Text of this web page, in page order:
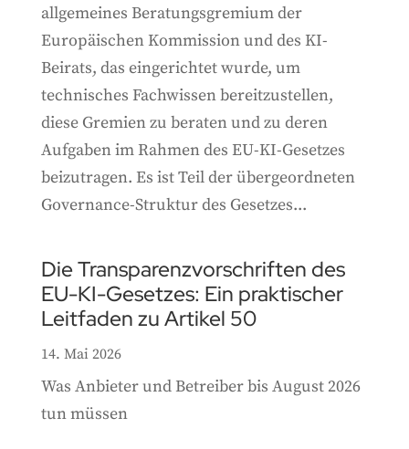
allgemeines Beratungsgremium der
Europäischen Kommission und des KI-
Beirats, das eingerichtet wurde, um
technisches Fachwissen bereitzustellen,
diese Gremien zu beraten und zu deren
Aufgaben im Rahmen des EU-KI-Gesetzes
beizutragen. Es ist Teil der übergeordneten
Governance-Struktur des Gesetzes...
Die Transparenzvorschriften des
EU-KI-Gesetzes: Ein praktischer
Leitfaden zu Artikel 50
14. Mai 2026
Was Anbieter und Betreiber bis August 2026
tun müssen